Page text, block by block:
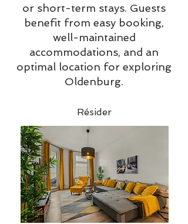
or short-term stays. Guests
benefit from easy booking,
well-maintained
accommodations, and an
optimal location for exploring
Oldenburg.
Résider